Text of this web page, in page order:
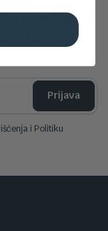
i
Prijava
i Politiku